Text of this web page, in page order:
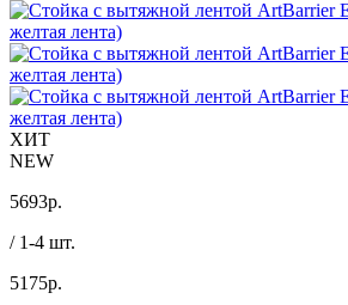
ХИТ
NEW
5693р.
/ 1-4 шт.
5175р.